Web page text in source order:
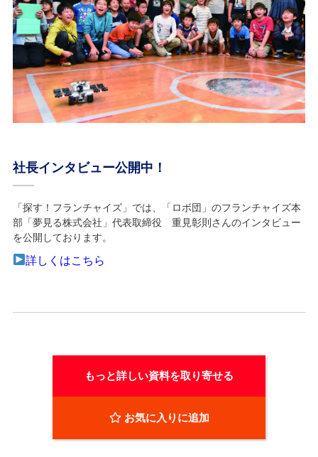
社長インタビュー公開中！
「探す！フランチャイズ」では、「ロボ団」のフランチャイズ本
部「夢見る株式会社」代表取締役 重見彰則さんのインタビュー
を公開しております。
詳しくはこちら
もっと詳しい資料を取り寄せる
お気に入りに追加